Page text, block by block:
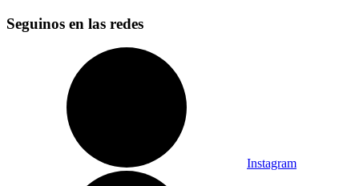
Seguinos en las redes
Instagram